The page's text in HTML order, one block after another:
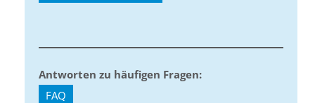
Antworten zu häufigen Fragen:
FAQ